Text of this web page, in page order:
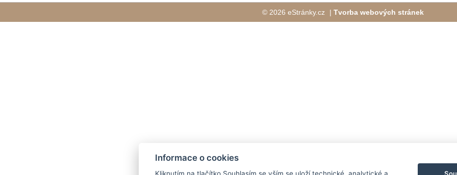
© 2026 eStránky.cz | Tvorba webových stránek
Informace o cookies